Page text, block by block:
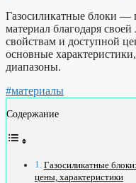
Газосиликатные блоки —
материал благодаря
свойствам и доступной
основные
диапазоны.
#материалы
Содержание
Газосиликатные
цены, характеристики